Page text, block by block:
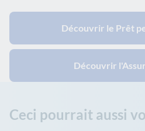
Découvrir le Prêt
Découvrir
Ceci pourrait aussi